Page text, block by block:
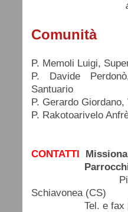
Comunità
P. Memoli Luigi,
P. Davide
Santuario
P. Gerardo
P. Rakotoarivelo
CONTATTI
Parrocchia S.
Piazza S.
Schiavonea (CS)
Tel. e fax